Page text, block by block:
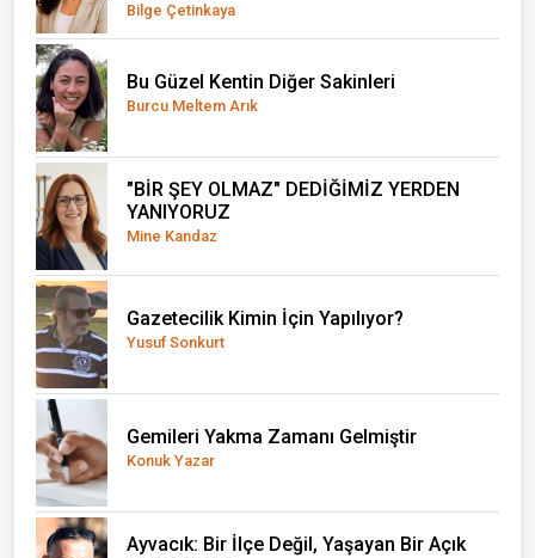
Bilge Çetinkaya
Bu Güzel Kentin Diğer Sakinleri
Burcu Meltem Arık
"BİR ŞEY OLMAZ" DEDİĞİMİZ YERDEN
YANIYORUZ
Mine Kandaz
Gazetecilik Kimin İçin Yapılıyor?
Yusuf Sonkurt
Gemileri Yakma Zamanı Gelmiştir
Konuk Yazar
Ayvacık: Bir İlçe Değil, Yaşayan Bir Açık